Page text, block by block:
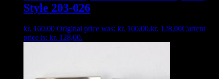
Style 203-026
kr.160,00 Original price was: kr. 160,00.kr. 128,00Current
price is: kr. 128,00.